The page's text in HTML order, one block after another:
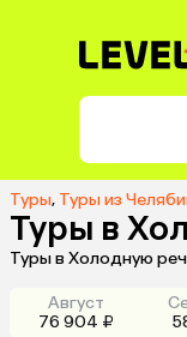
Туры, Туры из
Туры в
Туры в Холодную
Август
76 904 ₽